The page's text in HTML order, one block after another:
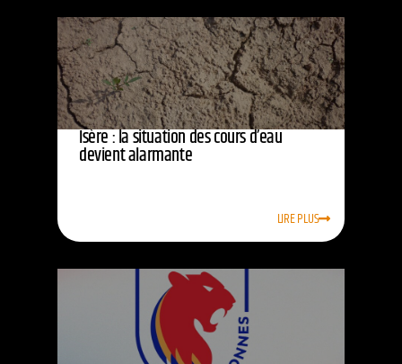
Isère : la situation des cours d’eau
devient alarmante
LIRE PLUS